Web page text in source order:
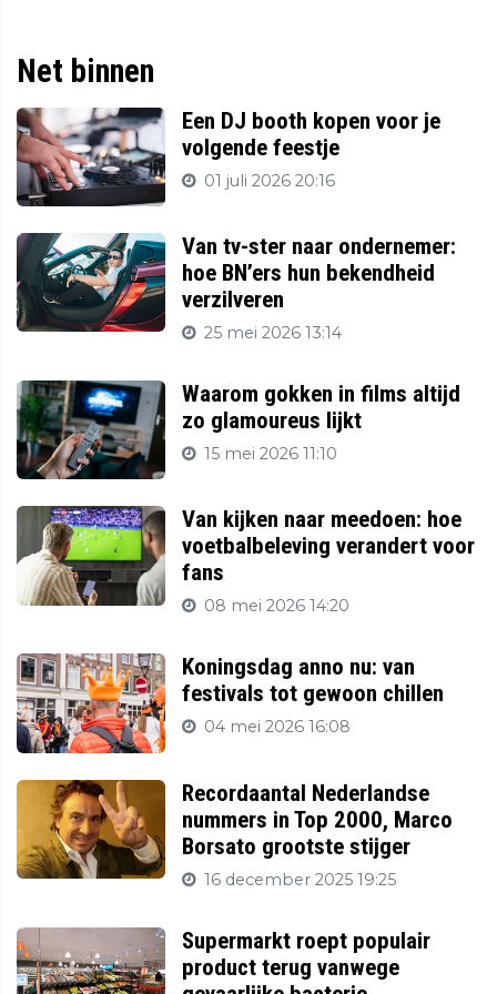
Net binnen
Een DJ booth kopen voor je
volgende feestje
01 juli 2026 20:16
Van tv-ster naar ondernemer:
hoe BN’ers hun bekendheid
verzilveren
25 mei 2026 13:14
Waarom gokken in films altijd
zo glamoureus lijkt
15 mei 2026 11:10
Van kijken naar meedoen: hoe
voetbalbeleving verandert voor
fans
08 mei 2026 14:20
Koningsdag anno nu: van
festivals tot gewoon chillen
04 mei 2026 16:08
Recordaantal Nederlandse
nummers in Top 2000, Marco
Borsato grootste stijger
16 december 2025 19:25
Supermarkt roept populair
product terug vanwege